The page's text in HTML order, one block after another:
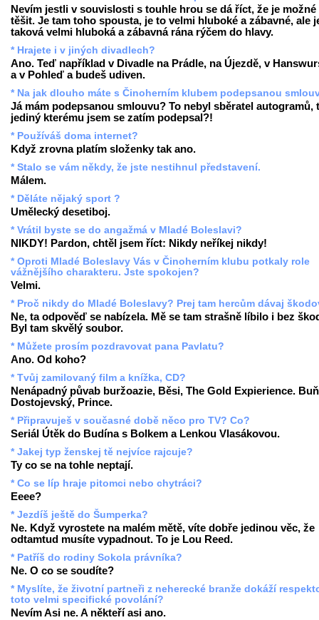
Nevím jestli v souvislosti s touhle hrou se dá říct, že je možné
těšit. Je tam toho spousta, je to velmi hluboké a zábavné, ale
taková velmi hluboká a zábavná rána rýčem do hlavy.
* Hrajete i v jiných divadlech?
Ano. Teď například v Divadle na Prádle, na Újezdě, v
a v Pohleď a budeš udiven.
* Na jak dlouho máte s Činoherním klubem podepsanou
Já mám podepsanou smlouvu? To nebyl sběratel autogramů,
jediný kterému jsem se zatím podepsal?!
* Používáš doma internet?
Když zrovna platím složenky tak ano.
* Stalo se vám někdy, že jste nestihnul představení.
Málem.
* Děláte nějaký sport ?
Umělecký desetiboj.
* Vrátil byste se do angažmá v Mladé Boleslavi?
NIKDY! Pardon, chtěl jsem říct: Nikdy neříkej nikdy!
* Oproti Mladé Boleslavy Vás v Činoherním klubu potkaly role
vážnějšího charakteru. Jste spokojen?
Velmi.
* Proč nikdy do Mladé Boleslavy? Prej tam hercům dávaj
Ne, ta odpověď se nabízela. Mě se tam strašně líbilo i bez
Byl tam skvělý soubor.
* Můžete prosím pozdravovat pana Pavlatu?
Ano. Od koho?
* Tvůj zamilovaný film a knížka, CD?
Nenápadný půvab buržoazie, Běsi, The Gold Expierience.
Dostojevský, Prince.
* Připravuješ v současné době něco pro TV? Co?
Seriál Útěk do Budína s Bolkem a Lenkou Vlasákovou.
* Jakej typ ženskej tě nejvíce rajcuje?
Ty co se na tohle neptají.
* Co se líp hraje pitomci nebo chytráci?
Eeee?
* Jezdíš ještě do Šumperka?
Ne. Když vyrostete na malém mětě, víte dobře jedinou věc, že
odtamtud musíte vypadnout. To je Lou Reed.
* Patříš do rodiny Sokola právníka?
Ne. O co se soudíte?
* Myslíte, že životní partneři z neherecké branže dokáží
toto velmi specifické povolání?
Nevím Asi ne. A někteří asi ano.